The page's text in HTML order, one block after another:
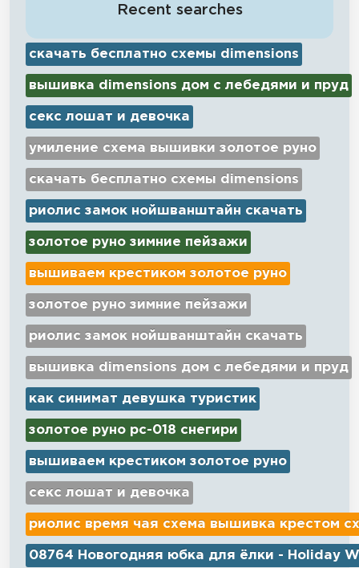
Recent searches
скачать бесплатно схемы dimensions
вышивка dimensions дом с лебедями и пруд
секс лошат и девочка
умиление схема вышивки золотое руно
скачать бесплатно схемы dimensions
риолис замок нойшванштайн скачать
золотое руно зимние пейзажи
вышиваем крестиком золотое руно
золотое руно зимние пейзажи
риолис замок нойшванштайн скачать
вышивка dimensions дом с лебедями и пруд
как синимат девушка туристик
золотое руно рс-018 снегири
вышиваем крестиком золотое руно
секс лошат и девочка
риолис время чая схема вышивка крестом
08764 Новогодняя юбка для ёлки - Holiday